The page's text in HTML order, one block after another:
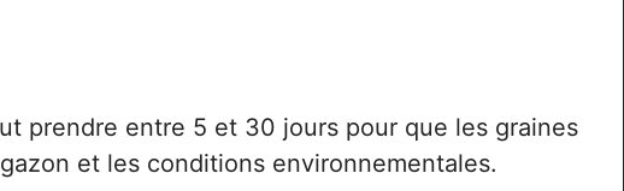
prendre entre 5 et 30 jours pour que les graines
et les conditions environnementales.